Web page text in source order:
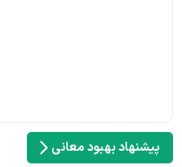
پیشنهاد بهبود معانی